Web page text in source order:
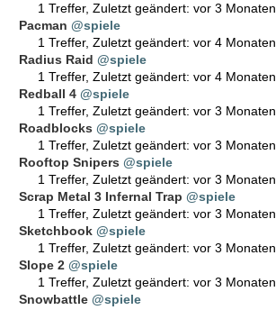
1 Treffer, Zuletzt geändert: vor 3 Monaten
Pacman @spiele
1 Treffer, Zuletzt geändert: vor 4 Monaten
Radius Raid @spiele
1 Treffer, Zuletzt geändert: vor 4 Monaten
Redball 4 @spiele
1 Treffer, Zuletzt geändert: vor 3 Monaten
Roadblocks @spiele
1 Treffer, Zuletzt geändert: vor 3 Monaten
Rooftop Snipers @spiele
1 Treffer, Zuletzt geändert: vor 3 Monaten
Scrap Metal 3 Infernal Trap @spiele
1 Treffer, Zuletzt geändert: vor 3 Monaten
Sketchbook @spiele
1 Treffer, Zuletzt geändert: vor 3 Monaten
Slope 2 @spiele
1 Treffer, Zuletzt geändert: vor 3 Monaten
Snowbattle @spiele